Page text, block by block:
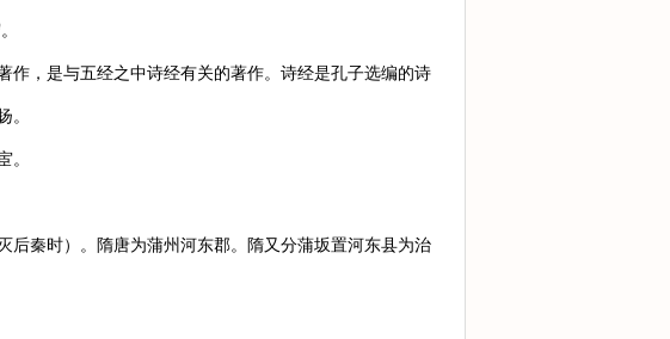
作，是与五经之中诗经有关的著作。诗经是孔子选编的诗
。
。
后秦时）。隋唐为蒲州河东郡。隋又分蒲坂置河东县为治